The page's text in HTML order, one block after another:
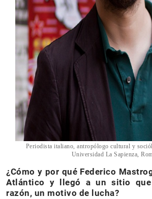
Periodista italiano, antropólogo cultural y
Universidad La Sapienza,
¿Cómo y por qué Federico
Atlántico y llegó a un sitio
razón, un motivo de lucha?